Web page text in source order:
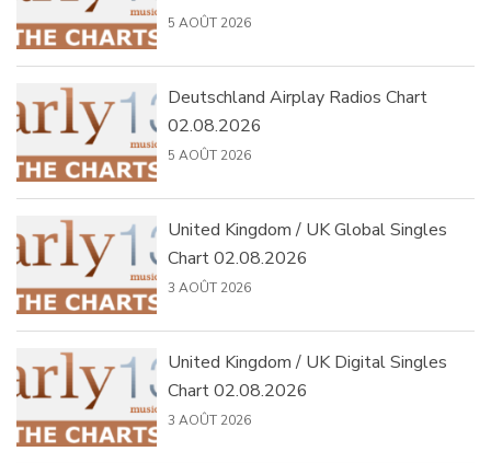
5 AOÛT 2026
Deutschland Airplay Radios Chart
02.08.2026
5 AOÛT 2026
United Kingdom / UK Global Singles
Chart 02.08.2026
3 AOÛT 2026
United Kingdom / UK Digital Singles
Chart 02.08.2026
3 AOÛT 2026